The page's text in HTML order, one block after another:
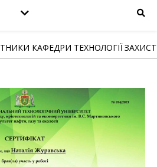
КАФЕДРИ ТЕХНОЛОГІЇ